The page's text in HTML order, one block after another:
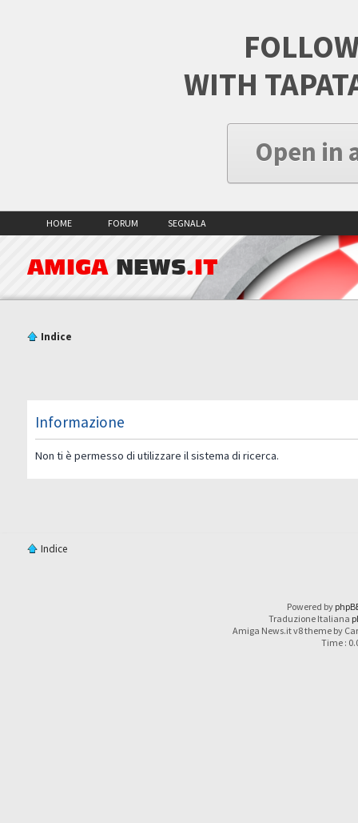
WITH
Open in
HOME FORUM SEGNALA
AMIGA NEWS.IT
Indice
Informazione
Non ti è permesso di utilizzare il sistema di ricerca.
Indice
Powered by
Traduzione Italiana
Amiga News.it v8 theme by
Time :